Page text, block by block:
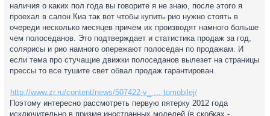
наличия о каких пол года вы говорите я не знаю, после этого я
проехал в салон Киа так вот чтобы купить рио нужно стоять в
очереди несколько месяцев причем их производят намного больше
чем полоседанов. Это подтверждает и статистика продаж за год,
солярисы и рио намного опережают полоседан по продажам. И
если тема про стучащие движки полоседанов вылезет на страницы
прессы то все тушите свет обвал продаж гарантирован.
http://www.zr.ru/content/news/507422-v_ ... tomobilej/
Поэтому интересно рассмотреть первую пятерку 2012 года
исключительно в призме иностранных моделей (в скобках -